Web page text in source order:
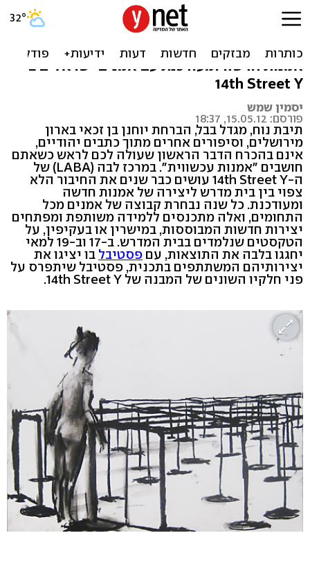
המקורות בלבה
חיבור לא צפוי בין טקסטים יהודיים ליצירה של
אמנות חדשה ומעודכנת עם אמנים ישראלים ב
14th Street Y
יסמין שמש
פורסם: 15.05.12, 18:37
תיבת נוח, מגדל בבל, הברחת יוחנן בן זכאי בארון
מירושלים, וסיפורים אחרים מתוך כתבים יהודיים,
אינם בהכרח הדבר הראשון שעולה לכם לראש כשאתם
חושבים "אמנות עכשווית". במרכז לבה (LABA) של
ה-14th Street Y עושים כבר שנים את החיבור הלא
צפוי בין בית מדרש ליצירה של אמנות חדשה
ומעודכנת. כל שנה נבחרת קבוצה של אמנים מכל
התחומים, ואלה מתכנסים ללמידה משותפת ומפתחים
יצירות חדשות המבוססות, במישרין או בעקיפין, על
הטקסטים שנלמדים בבית המדרש. ב-17 וב-19 למאי
יחגגו בלבה את התוצאות, עם פסטיבל בו יציגו את
יצירותיהם המשתתפים בתכנית, פסטיבל שיתפרס על
פני חלקיו השונים של המבנה של 14th Street Y.